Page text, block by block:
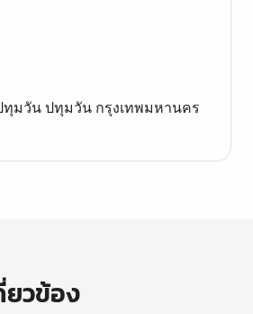
ทุมวัน ปทุมวัน กรุงเทพมหานคร
วข้อง